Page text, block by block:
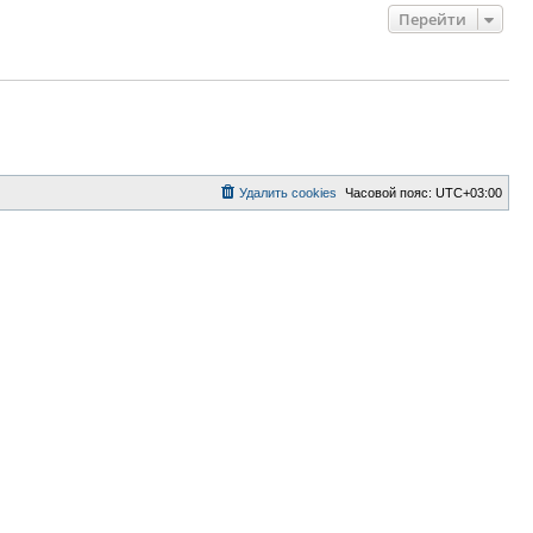
Перейти
Часовой пояс: UTC+03:00
Удалить cookies